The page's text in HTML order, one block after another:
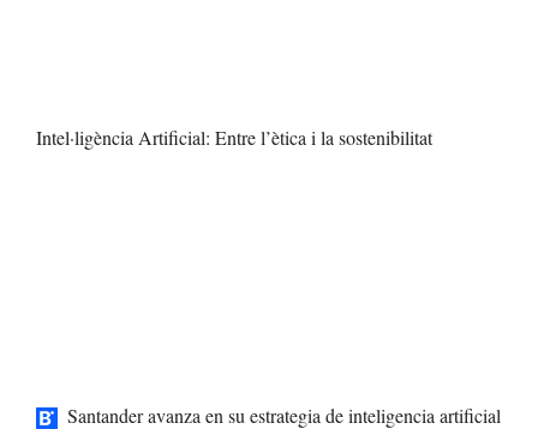
Intel·ligència Artificial: Entre l’ètica i la sostenibilitat
Santander avanza en su estrategia de inteligencia artificial